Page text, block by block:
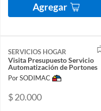
Agregar
SERVICIOS HOGAR
Visita Presupuesto Servicio
Automatización de Portones
Por SODIMAC
$ 20.000